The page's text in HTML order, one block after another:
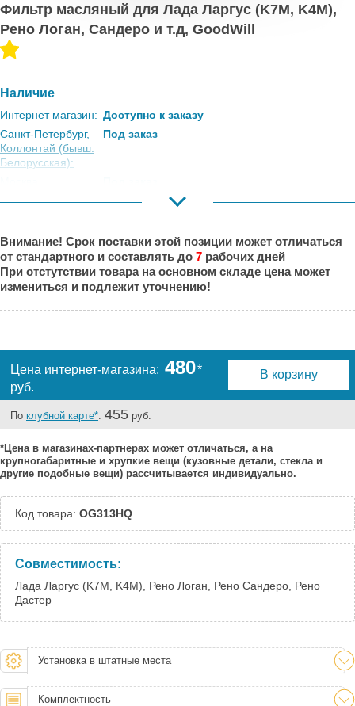
Фильтр масляный для Лада Ларгус (K7M, K4M),
Рено Логан, Сандеро и т.д, GoodWill
Наличие
Интернет магазин: Доступно к заказу
Санкт-Петербург,
Коллонтай (бывш.
Белорусская):
Под заказ
Порт:
Великий Новгород: Под заказ
Краснодар:
Под заказ
Челябинск:
Под заказ
Внимание! Срок поставки этой позиции может отличаться
от стандартного и составлять до 7 рабочих дней
При отстутствии товара на основном складе цена может
измениться и подлежит уточнению!
Цена интернет-магазина: 480*
руб.
В корзину
По клубной карте*: 455 руб.
*Цена в магазинах-партнерах может отличаться, а на
крупногабаритные и хрупкие вещи (кузовные детали, стекла и
другие подобные вещи) рассчитывается индивидуально.
Код товара: OG313HQ
Совместимость:
Лада Ларгус (K7M, K4M), Рено Логан, Рено Сандеро, Рено
Дастер
Установка в штатные места
Комплектность